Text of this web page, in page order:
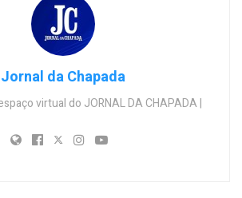
Jornal da Chapada
virtual do JORNAL DA CHAPADA |